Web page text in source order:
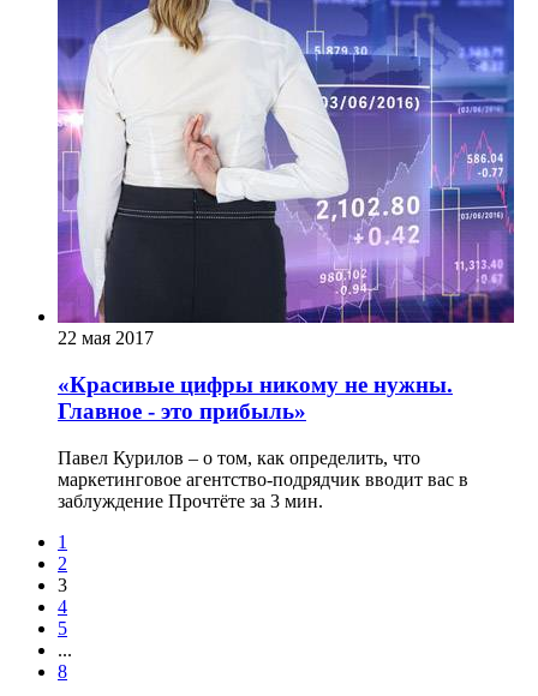
22 мая 2017
«Красивые цифры никому не нужны.
Главное - это прибыль»
Павел Курилов – о том, как определить, что
маркетинговое агентство-подрядчик вводит вас в
заблуждение Прочтёте за 3 мин.
1
2
3
4
5
...
8